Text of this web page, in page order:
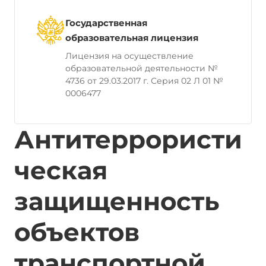
Государственная
образовательная лицензия
Лицензия на осуществление
образовательной деятельности №
4736 от 29.03.2017 г. Серия 02 Л 01 №
0006477
Антитеррористи
ческая
защищенность
объектов